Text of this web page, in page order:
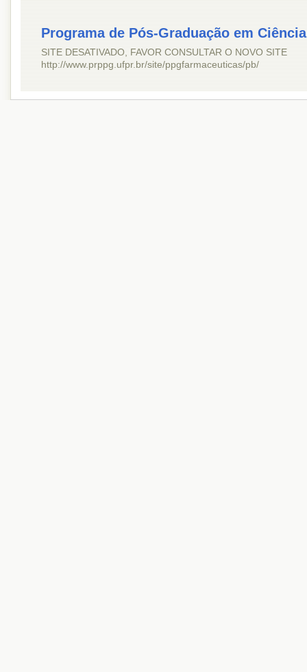
Programa de Pós-Graduação em
SITE DESATIVADO, FAVOR CONSULTAR O NOVO SITE
http://www.prppg.ufpr.br/site/ppgfarmaceuticas/pb/